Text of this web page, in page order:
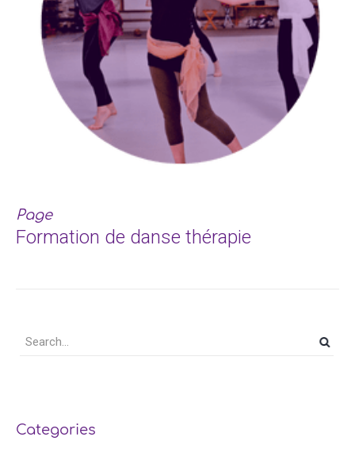
Page
Formation de danse thérapie
Categories